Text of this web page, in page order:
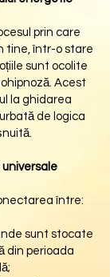
prin care
tine, într-o stare
sunt ocolite
Acest
la ghidarea
de logica
între:
sunt stocate
din perioada